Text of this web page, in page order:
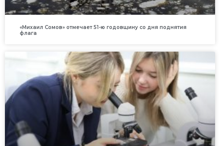
«Михаил Сомов» отмечает 51-ю годовщину со дня поднятия
флага